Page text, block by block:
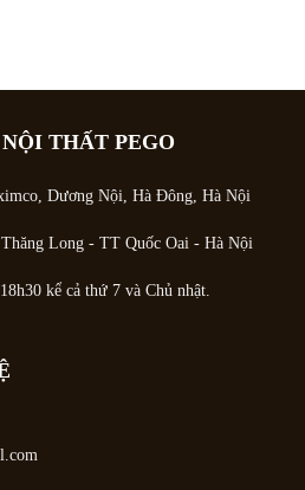
THẤT PEGO
Dương Nội, Hà Đông, Hà Nội
Long - TT Quốc Oai - Hà Nội
kể cả thứ 7 và Chủ nhật.